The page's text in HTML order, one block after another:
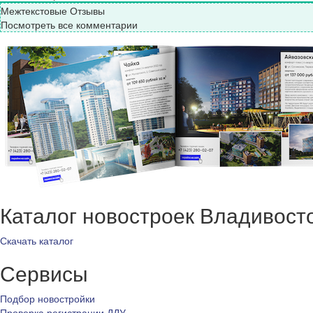
Межтекстовые Отзывы
Посмотреть все комментарии
Каталог новостроек
Скачать каталог
Сервисы
Подбор новостройки